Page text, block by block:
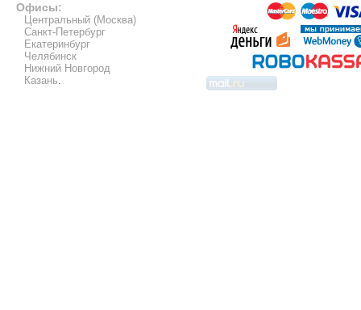
Офисы:
Центральный (Москва)
Санкт-Петербург
Екатеринбург
Челябинск
Нижний Новгород
Казань.